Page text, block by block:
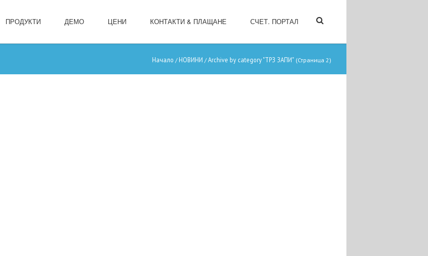
ПРОДУКТИ ДЕМО ЦЕНИ КОНТАКТИ & ПЛАЩАНЕ СЧЕТ. ПОРТАЛ
Начало / НОВИНИ /Archive by category "ТРЗ ЗАПИ" (Страница 2)